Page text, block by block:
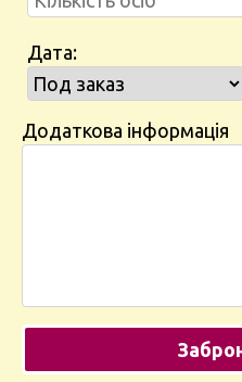
Дата:
Додаткова інформація